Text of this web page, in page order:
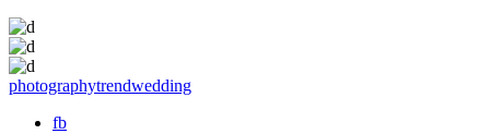
photographytrendwedding
fb